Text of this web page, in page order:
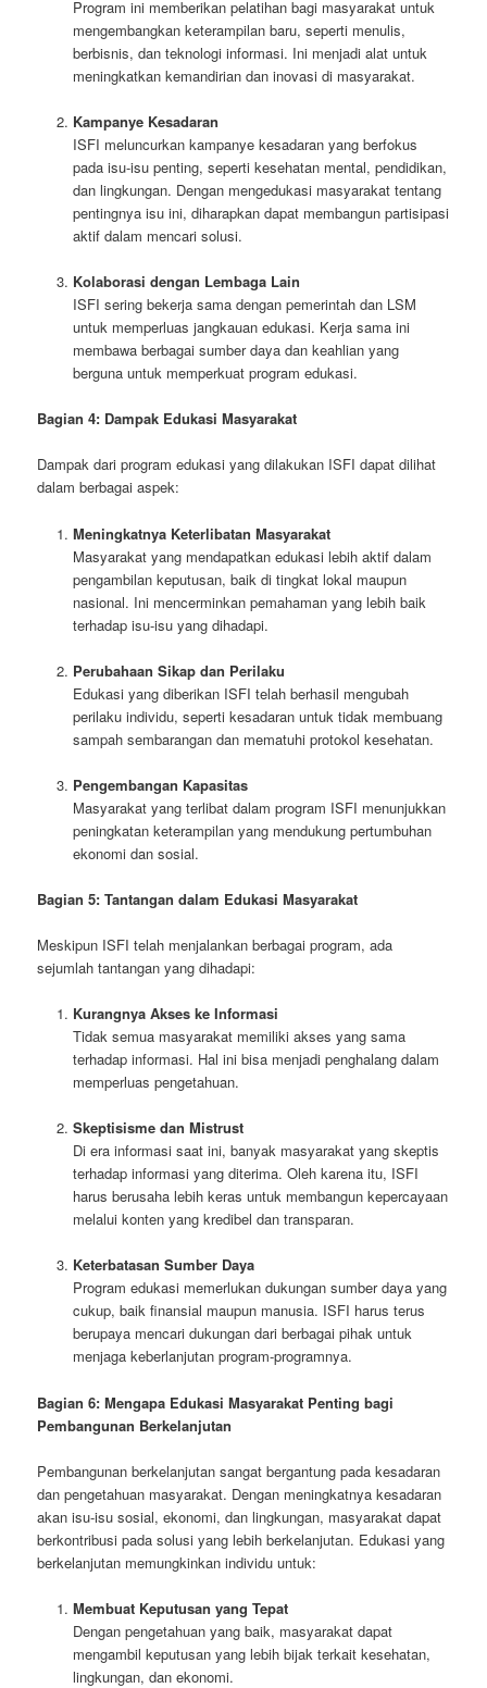
Program ini memberikan pelatihan bagi masyarakat untuk
mengembangkan keterampilan baru, seperti menulis,
berbisnis, dan teknologi informasi. Ini menjadi alat untuk
meningkatkan kemandirian dan inovasi di masyarakat.
Kampanye Kesadaran
ISFI meluncurkan kampanye kesadaran yang berfokus
pada isu-isu penting, seperti kesehatan mental, pendidikan,
dan lingkungan. Dengan mengedukasi masyarakat tentang
pentingnya isu ini, diharapkan dapat membangun partisipasi
aktif dalam mencari solusi.
Kolaborasi dengan Lembaga Lain
ISFI sering bekerja sama dengan pemerintah dan LSM
untuk memperluas jangkauan edukasi. Kerja sama ini
membawa berbagai sumber daya dan keahlian yang
berguna untuk memperkuat program edukasi.
Bagian 4: Dampak Edukasi Masyarakat
Dampak dari program edukasi yang dilakukan ISFI dapat dilihat
dalam berbagai aspek:
Meningkatnya Keterlibatan Masyarakat
Masyarakat yang mendapatkan edukasi lebih aktif dalam
pengambilan keputusan, baik di tingkat lokal maupun
nasional. Ini mencerminkan pemahaman yang lebih baik
terhadap isu-isu yang dihadapi.
Perubahaan Sikap dan Perilaku
Edukasi yang diberikan ISFI telah berhasil mengubah
perilaku individu, seperti kesadaran untuk tidak membuang
sampah sembarangan dan mematuhi protokol kesehatan.
Pengembangan Kapasitas
Masyarakat yang terlibat dalam program ISFI menunjukkan
peningkatan keterampilan yang mendukung pertumbuhan
ekonomi dan sosial.
Bagian 5: Tantangan dalam Edukasi Masyarakat
Meskipun ISFI telah menjalankan berbagai program, ada
sejumlah tantangan yang dihadapi:
Kurangnya Akses ke Informasi
Tidak semua masyarakat memiliki akses yang sama
terhadap informasi. Hal ini bisa menjadi penghalang dalam
memperluas pengetahuan.
Skeptisisme dan Mistrust
Di era informasi saat ini, banyak masyarakat yang skeptis
terhadap informasi yang diterima. Oleh karena itu, ISFI
harus berusaha lebih keras untuk membangun kepercayaan
melalui konten yang kredibel dan transparan.
Keterbatasan Sumber Daya
Program edukasi memerlukan dukungan sumber daya yang
cukup, baik finansial maupun manusia. ISFI harus terus
berupaya mencari dukungan dari berbagai pihak untuk
menjaga keberlanjutan program-programnya.
Bagian 6: Mengapa Edukasi Masyarakat Penting bagi
Pembangunan Berkelanjutan
Pembangunan berkelanjutan sangat bergantung pada kesadaran
dan pengetahuan masyarakat. Dengan meningkatnya kesadaran
akan isu-isu sosial, ekonomi, dan lingkungan, masyarakat dapat
berkontribusi pada solusi yang lebih berkelanjutan. Edukasi yang
berkelanjutan memungkinkan individu untuk:
Membuat Keputusan yang Tepat
Dengan pengetahuan yang baik, masyarakat dapat
mengambil keputusan yang lebih bijak terkait kesehatan,
lingkungan, dan ekonomi.